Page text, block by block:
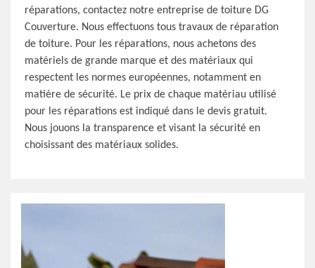
réparations, contactez notre entreprise de toiture DG
Couverture. Nous effectuons tous travaux de réparation
de toiture. Pour les réparations, nous achetons des
matériels de grande marque et des matériaux qui
respectent les normes européennes, notamment en
matière de sécurité. Le prix de chaque matériau utilisé
pour les réparations est indiqué dans le devis gratuit.
Nous jouons la transparence et visant la sécurité en
choisissant des matériaux solides.